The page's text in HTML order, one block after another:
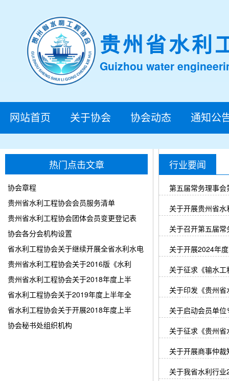
贵州省水利
Guizhou water
网站首页 关于协会 协会动态 通知公
热门点击文章
协会章程
贵州省水利工程协会会员服务清单
贵州省水利工程协会团体会员变更登记表
协会各分会机构设置
省水利工程协会关于继续开展全省水利水电
贵州省水利工程协会关于2016版《水利
贵州省水利工程协会关于2018年度上半
省水利工程协会关于2019年度上半年全
省水利工程协会关于开展2018年度上半
协会秘书处组织机构
行业要闻
第五届常务理事
关于开展贵州省
关于召开第五届
关于开展2024年
关于征求《输水
关于印发《贵州
关于启动会员单
关于征求《贵州
关于开展商事仲
关于我省水利行